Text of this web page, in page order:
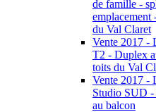
de famille -
emplacement
du Val Claret
Vente 2017 -
T2 - Duplex
toits du Val
Vente 2017 -
Studio SUD -
au balcon